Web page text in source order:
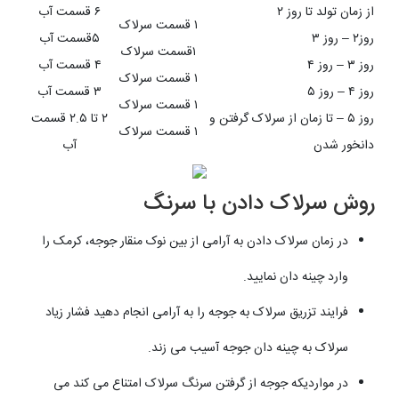
از زمان تولد تا روز ۲
روز۲ – روز ۳
روز ۳ – روز ۴
روز ۴ – روز ۵
روز ۵ – تا زمان از سرلاک گرفتن و
دانخور شدن
۱ قسمت سرلاک
۱قسمت سرلاک
۱ قسمت سرلاک
۱ قسمت سرلاک
۱ قسمت سرلاک
۶ قسمت آب
۵قسمت آب
۴ قسمت آب
۳ قسمت آب
۲ تا ۲.۵ قسمت
آب
روش سرلاک دادن با سرنگ
در زمان سرلاک دادن به آرامی از بین نوک منقار جوجه، کرمک را
وارد چینه دان نمایید.
فرایند تزریق سرلاک به جوجه را به آرامی انجام دهید فشار زیاد
سرلاک به چینه دان جوجه آسیب می زند.
در مواردیکه جوجه از گرفتن سرنگ سرلاک امتناع می کند می